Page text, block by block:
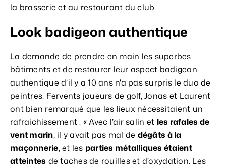
la brasserie et au restaurant du club.
Look badigeon authentique
La demande de prendre en main les superbes
bâtiments et de restaurer leur aspect badigeon
authentique d’il y a 10 ans n'a pas surpris le duo de
peintres. Fervents joueurs de golf, Jonas et Laurent
ont bien remarqué que les lieux nécessitaient un
rafraichissement : « Avec l’air salin et les rafales de
vent marin, il y avait pas mal de dégâts à la
maçonnerie, et les parties métalliques étaient
atteintes de taches de rouilles et d’oxydation. Les